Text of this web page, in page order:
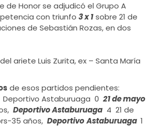
de Honor se adjudicó el Grupo A
con triunfo3 x 1 sobre 21 de
de Sebastián Rozas, en dos
ariete Luis Zurita, ex – Santa María
de esos partidos pendientes:
Deportivo Astaburuaga 021 de mayo
Deportivo Astaburuaga 4 21 de
35 años,Deportivo Astaburuaga 1